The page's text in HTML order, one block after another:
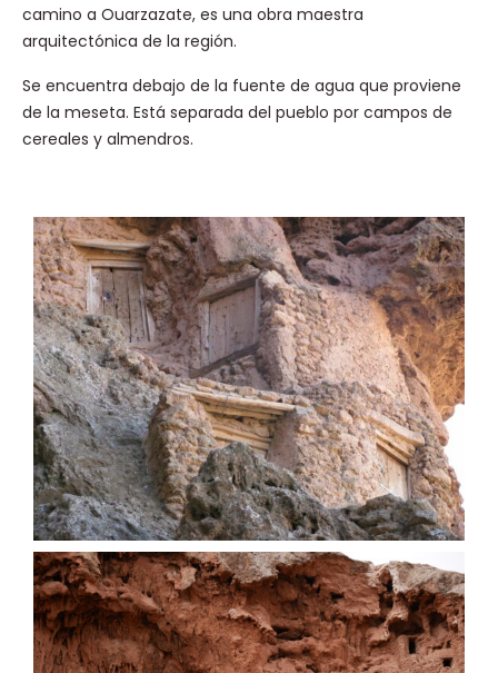
camino a Ouarzazate, es una obra maestra
arquitectónica de la región.
Se encuentra debajo de la fuente de agua que proviene
de la meseta. Está separada del pueblo por campos de
cereales y almendros.